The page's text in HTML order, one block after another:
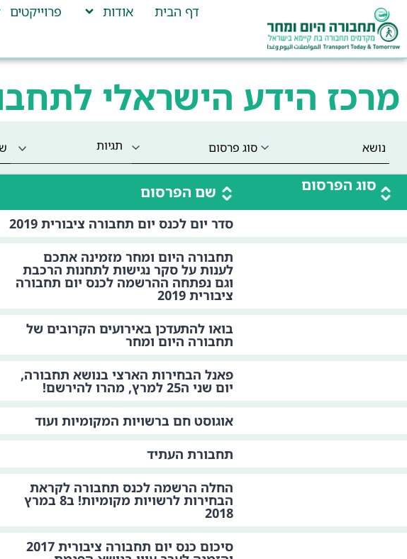
דף הבית אודות פרוייקטים
מרכז הידע הישראלי
תגיות
סוג הפרסום שם הפרסום
סדר יום לכנס יום תחבורה ציבורית 2019
תחבורה היום ומחר מזמינה אתכם
לענות על סקר נגישות לתחנות הרכבת
וגם נפתחה ההרשמה לכנס יום תחבורה
ציבורית 2019
בואו להתעדכן באירועים הקרובים של
תחבורה היום ומחר
פאנל הבחירות הארצי בנושא תחבורה,
יום שני ה25 למרץ, מהרו להירשם!
אוגוסט חם ברשויות המקומיות ועוד
תחבורת העתיד
החלה הרשמה לכנס תחבורה לקראת
הבחירות לרשויות מקומיות! ב8 במרץ
2018
סיכום כנס יום תחבורה ציבורית 2017